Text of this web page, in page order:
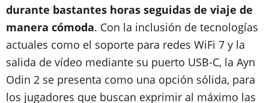
durante bastantes horas seguidas de viaje de
manera cómoda. Con la inclusión de tecnologías
actuales como el soporte para redes WiFi 7 y la
salida de vídeo mediante su puerto USB-C, la Ayn
Odin 2 se presenta como una opción sólida, para
los jugadores que buscan exprimir al máximo las